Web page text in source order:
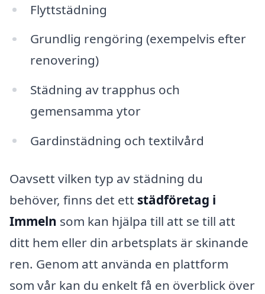
Flyttstädning
Grundlig rengöring (exempelvis efter
renovering)
Städning av trapphus och
gemensamma ytor
Gardinstädning och textilvård
Oavsett vilken typ av städning du
behöver, finns det ett städföretag i
Immeln som kan hjälpa till att se till att
ditt hem eller din arbetsplats är skinande
ren. Genom att använda en plattform
som vår kan du enkelt få en överblick över